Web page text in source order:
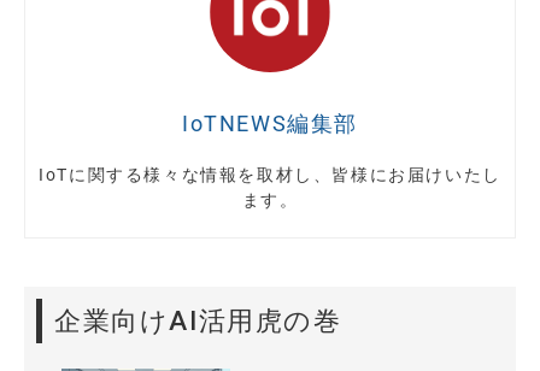
IoTNEWS編集部
IoTに関する様々な情報を取材し、皆様にお届けいたし
ます。
企業向けAI活用虎の巻